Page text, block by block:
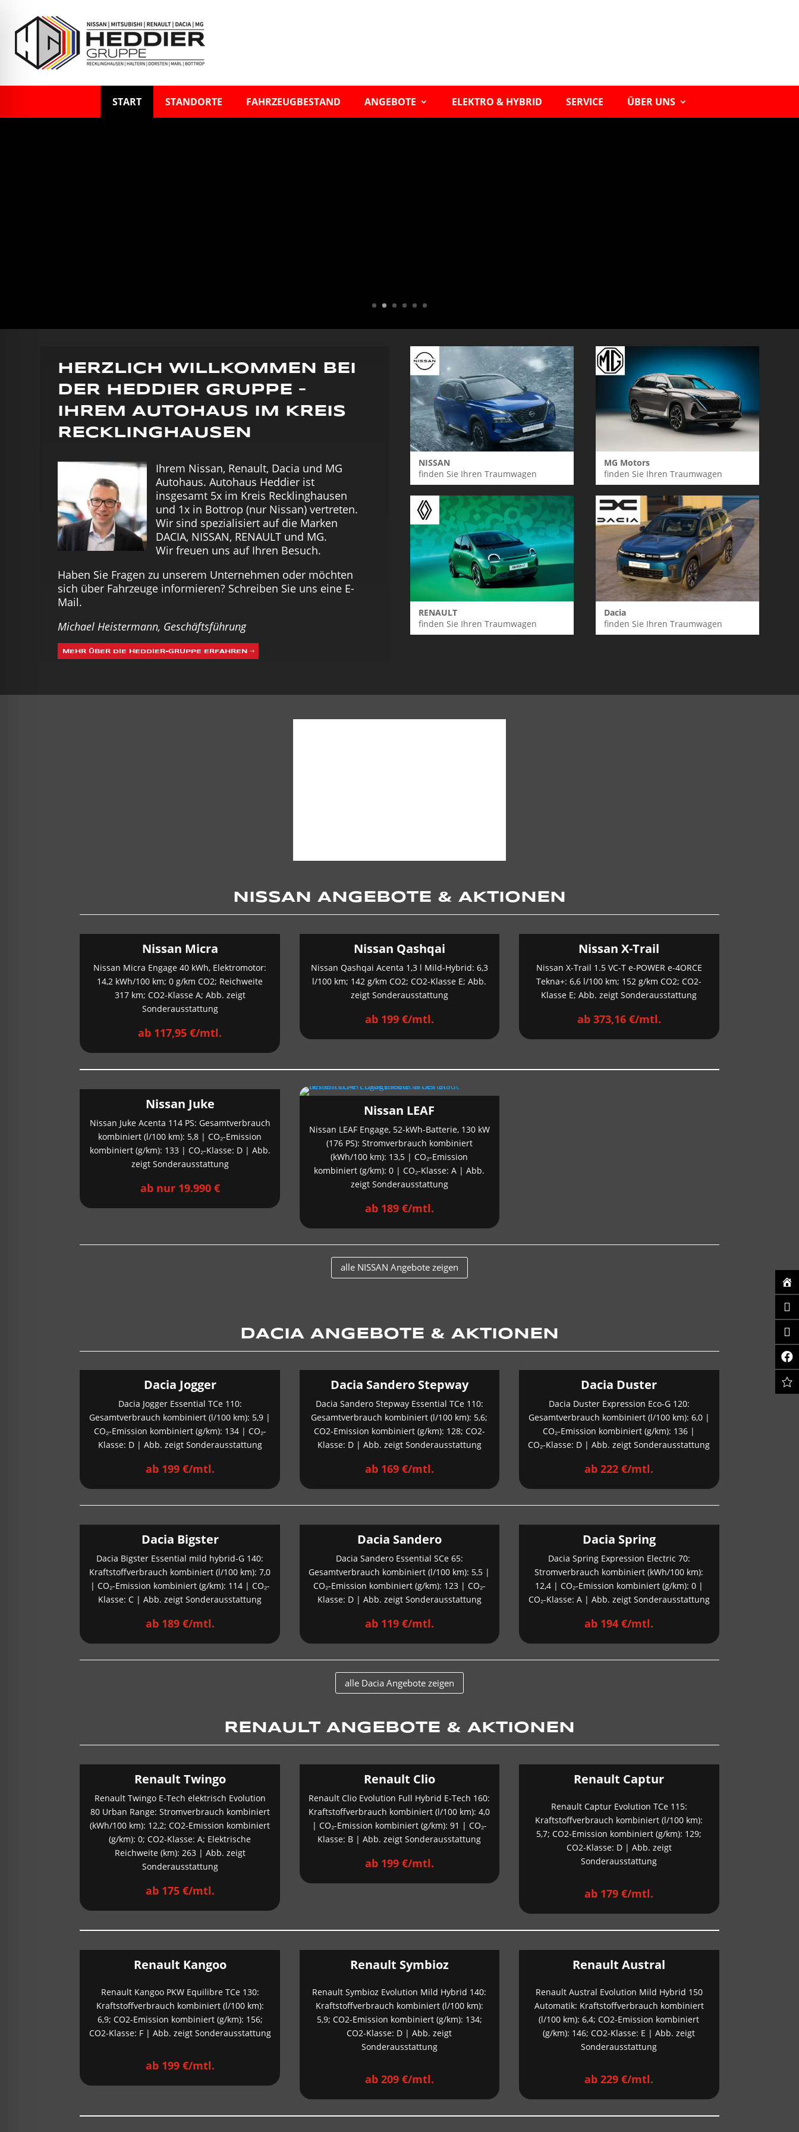
START STANDORTE FAHRZEUGBESTAND ANGEBOTE ELEKTRO & HYBRID SERVICE ÜBER UNS
HERZLICH WILLKOMMEN BEI
DER HEDDIER GRUPPE –
IHREM AUTOHAUS IM KREIS
RECKLINGHAUSEN
Ihrem Nissan, Renault, Dacia und MG
Autohaus. Autohaus Heddier ist
insgesamt 5x im Kreis Recklinghausen
und 1x in Bottrop (nur Nissan) vertreten.
Wir sind spezialisiert auf die Marken
DACIA, NISSAN, RENAULT und MG.
Wir freuen uns auf Ihren Besuch.
Haben Sie Fragen zu unserem Unternehmen oder möchten
sich über Fahrzeuge informieren? Schreiben Sie uns eine E-
Mail.
Michael Heistermann, Geschäftsführung
MEHR ÜBER DIE HEDDIER-GRUPPE ERFAHREN
NISSAN
finden Sie Ihren Traumwagen
RENAULT
finden Sie Ihren Traumwagen
MG Motors
finden Sie Ihren Traumwagen
Dacia
finden Sie Ihren Traumwagen
NISSAN ANGEBOTE & AKTIONEN
Nissan Micra
Nissan Micra Engage 40 kWh, Elektromotor:
14,2 kWh/100 km; 0 g/km CO2; Reichweite
317 km; CO2-Klasse A; Abb. zeigt
Sonderausstattung
ab 117,95 €/mtl.
Nissan Qashqai
Nissan Qashqai Acenta 1,3 l Mild-Hybrid: 6,3
l/100 km; 142 g/km CO2; CO2-Klasse E; Abb.
zeigt Sonderausstattung
ab 199 €/mtl.
Nissan X-Trail
Nissan X-Trail 1.5 VC-T e-POWER e-4ORCE
Tekna+: 6,6 l/100 km; 152 g/km CO2; CO2-
Klasse E; Abb. zeigt Sonderausstattung
ab 373,16 €/mtl.
Nissan Juke
Nissan Juke Acenta 114 PS: Gesamtverbrauch
kombiniert (l/100 km): 5,8 | CO₂-Emission
kombiniert (g/km): 133 | CO₂-Klasse: D | Abb.
zeigt Sonderausstattung
ab nur 19.990 €
Nissan LEAF
Nissan LEAF Engage, 52-kWh-Batterie, 130 kW
(176 PS): Stromverbrauch kombiniert
(kWh/100 km): 13,5 | CO₂-Emission
kombiniert (g/km): 0 | CO₂-Klasse: A | Abb.
zeigt Sonderausstattung
ab 189 €/mtl.
alle NISSAN Angebote zeigen
DACIA ANGEBOTE & AKTIONEN
Dacia Jogger
Dacia Jogger Essential TCe 110:
Gesamtverbrauch kombiniert (l/100 km): 5,9 |
CO₂-Emission kombiniert (g/km): 134 | CO₂-
Klasse: D | Abb. zeigt Sonderausstattung
ab 199 €/mtl.
Dacia Sandero Stepway
Dacia Sandero Stepway Essential TCe 110:
Gesamtverbrauch kombiniert (l/100 km): 5,6;
CO2-Emission kombiniert (g/km): 128; CO2-
Klasse: D | Abb. zeigt Sonderausstattung
ab 169 €/mtl.
Dacia Duster
Dacia Duster Expression Eco-G 120:
Gesamtverbrauch kombiniert (l/100 km): 6,0 |
CO₂-Emission kombiniert (g/km): 136 |
CO₂-Klasse: D | Abb. zeigt Sonderausstattung
ab 222 €/mtl.
Dacia Bigster
Dacia Bigster Essential mild hybrid-G 140:
Kraftstoffverbrauch kombiniert (l/100 km): 7,0
| CO₂-Emission kombiniert (g/km): 114 | CO₂-
Klasse: C | Abb. zeigt Sonderausstattung
ab 189 €/mtl.
Dacia Sandero
Dacia Sandero Essential SCe 65:
Gesamtverbrauch kombiniert (l/100 km): 5,5 |
CO₂-Emission kombiniert (g/km): 123 | CO₂-
Klasse: D | Abb. zeigt Sonderausstattung
ab 119 €/mtl.
Dacia Spring
Dacia Spring Expression Electric 70:
Stromverbrauch kombiniert (kWh/100 km):
12,4 | CO₂-Emission kombiniert (g/km): 0 |
CO₂-Klasse: A | Abb. zeigt Sonderausstattung
ab 194 €/mtl.
alle Dacia Angebote zeigen
RENAULT ANGEBOTE & AKTIONEN
Renault Twingo
Renault Twingo E-Tech elektrisch Evolution
80 Urban Range: Stromverbrauch kombiniert
(kWh/100 km): 12,2; CO2-Emission kombiniert
(g/km): 0; CO2-Klasse: A; Elektrische
Reichweite (km): 263 | Abb. zeigt
Sonderausstattung
ab 175 €/mtl.
Renault Clio
Renault Clio Evolution Full Hybrid E-Tech 160:
Kraftstoffverbrauch kombiniert (l/100 km): 4,0
| CO₂-Emission kombiniert (g/km): 91 | CO₂-
Klasse: B | Abb. zeigt Sonderausstattung
ab 199 €/mtl.
Renault Captur
Renault Captur Evolution TCe 115:
Kraftstoffverbrauch kombiniert (l/100 km):
5,7; CO2-Emission kombiniert (g/km): 129;
CO2-Klasse: D | Abb. zeigt
Sonderausstattung
ab 179 €/mtl.
Renault Kangoo
Renault Kangoo PKW Equilibre TCe 130:
Kraftstoffverbrauch kombiniert (l/100 km):
6,9; CO2-Emission kombiniert (g/km): 156;
CO2-Klasse: F | Abb. zeigt Sonderausstattung
ab 199 €/mtl.
Renault Symbioz
Renault Symbioz Evolution Mild Hybrid 140:
Kraftstoffverbrauch kombiniert (l/100 km):
5,9; CO2-Emission kombiniert (g/km): 134;
CO2-Klasse: D | Abb. zeigt
Sonderausstattung
ab 209 €/mtl.
Renault Austral
Renault Austral Evolution Mild Hybrid 150
Automatik: Kraftstoffverbrauch kombiniert
(l/100 km): 6,4; CO2-Emission kombiniert
(g/km): 146; CO2-Klasse: E | Abb. zeigt
Sonderausstattung
ab 229 €/mtl.